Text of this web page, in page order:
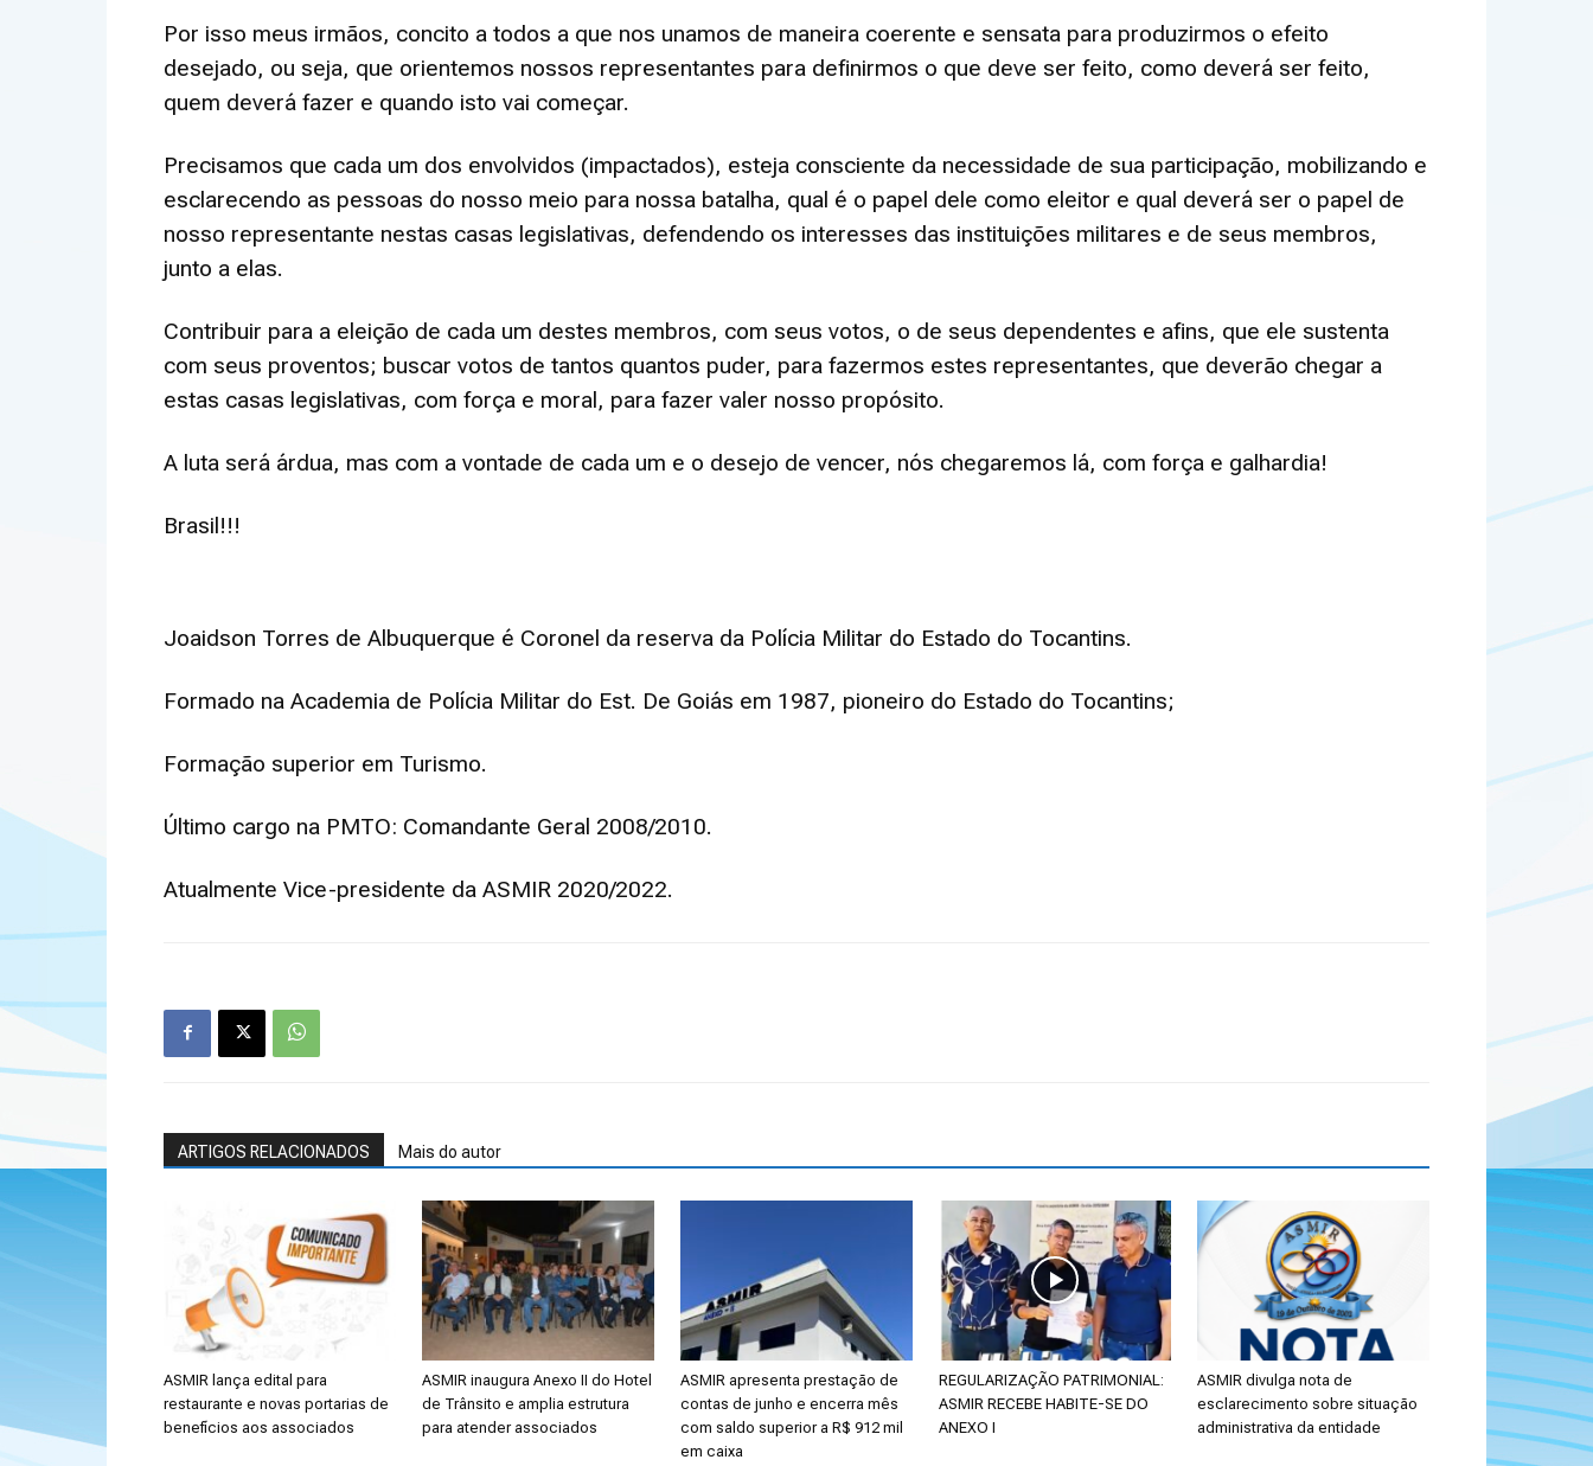
Por isso meus irmãos, concito a todos a que nos unamos de maneira coerente e sensata para produzirmos o efeito
desejado, ou seja, que orientemos nossos representantes para definirmos o que deve ser feito, como deverá ser feito,
quem deverá fazer e quando isto vai começar.
Precisamos que cada um dos envolvidos (impactados), esteja consciente da necessidade de sua participação, mobilizando e
esclarecendo as pessoas do nosso meio para nossa batalha, qual é o papel dele como eleitor e qual deverá ser o papel de
nosso representante nestas casas legislativas, defendendo os interesses das instituições militares e de seus membros,
junto a elas.
Contribuir para a eleição de cada um destes membros, com seus votos, o de seus dependentes e afins, que ele sustenta
com seus proventos; buscar votos de tantos quantos puder, para fazermos estes representantes, que deverão chegar a
estas casas legislativas, com força e moral, para fazer valer nosso propósito.
A luta será árdua, mas com a vontade de cada um e o desejo de vencer, nós chegaremos lá, com força e galhardia!
Brasil!!!
Joaidson Torres de Albuquerque é Coronel da reserva da Polícia Militar do Estado do Tocantins.
Formado na Academia de Polícia Militar do Est. De Goiás em 1987, pioneiro do Estado do Tocantins;
Formação superior em Turismo.
Último cargo na PMTO: Comandante Geral 2008/2010.
Atualmente Vice-presidente da ASMIR 2020/2022.
ARTIGOS RELACIONADOS Mais do autor
ASMIR lança edital para
restaurante e novas portarias de
benefícios aos associados
ASMIR inaugura Anexo II do Hotel
de Trânsito e amplia estrutura
para atender associados
ASMIR apresenta prestação de
contas de junho e encerra mês
com saldo superior a R$ 912 mil
em caixa
REGULARIZAÇÃO PATRIMONIAL:
ASMIR RECEBE HABITE-SE DO
ANEXO I
ASMIR divulga nota de
esclarecimento sobre situação
administrativa da entidade